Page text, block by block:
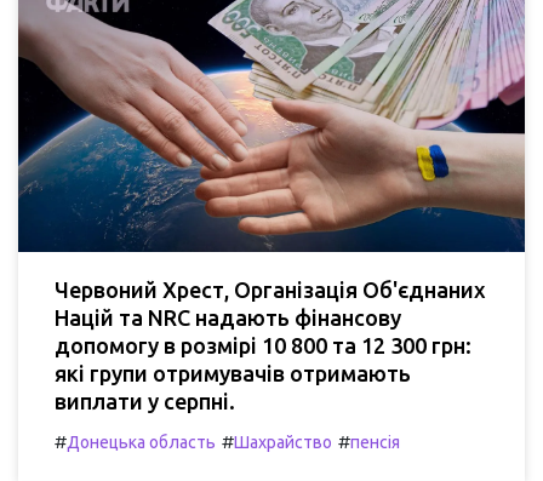
Червоний Хрест, Організація Об'єднаних
Націй та NRC надають фінансову
допомогу в розмірі 10 800 та 12 300 грн:
які групи отримувачів отримають
виплати у серпні.
#Донецька область #Шахрайство #пенсія